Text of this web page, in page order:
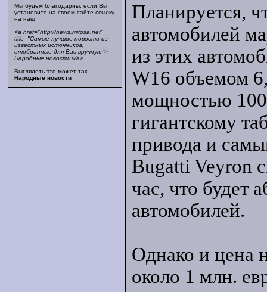
Мы будем благодарны, если Вы
установите на своем сайте ссылку
на наш
<a href="http://news.mitosa.net"
title="Самые лучшие новости из
известных источников,
отобранные для Вас вручную">
Народные новости</a>
Выглядеть это может так
Народные новости
Планируется,
автомобилей
из этих
W16 объемом
мощностью
гигантскому
привода и
Bugatti Veyron
час, что будет
автомобилей.
Однако и цена
около 1 млн.